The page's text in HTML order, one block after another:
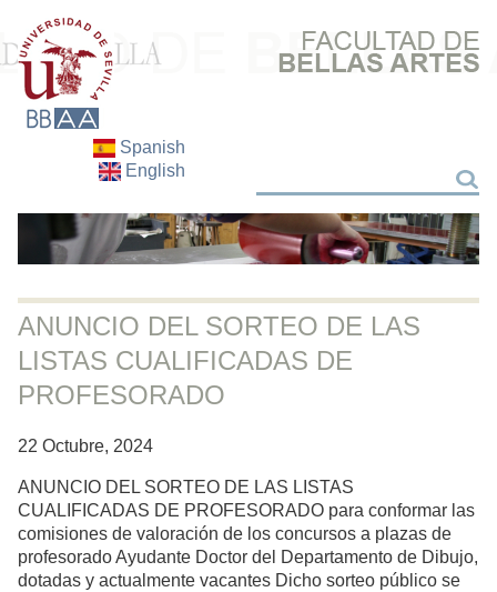
Spanish
English
Buscar
ANUNCIO DEL SORTEO DE LAS
LISTAS CUALIFICADAS DE
PROFESORADO
22 Octubre, 2024
ANUNCIO DEL SORTEO DE LAS LISTAS
CUALIFICADAS DE PROFESORADO para conformar las
comisiones de valoración de los concursos a plazas de
profesorado Ayudante Doctor del Departamento de Dibujo,
dotadas y actualmente vacantes Dicho sorteo público se